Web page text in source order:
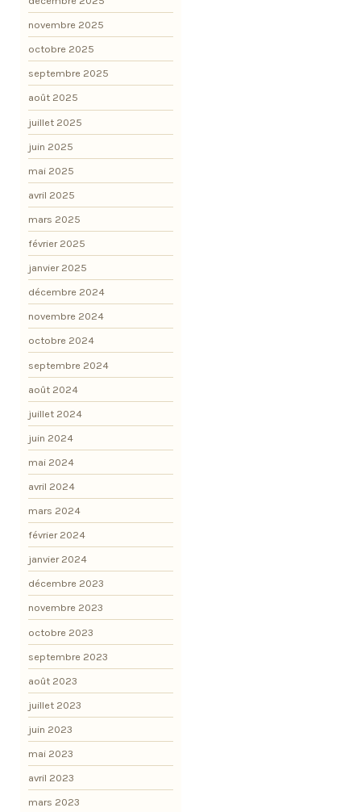
novembre 2025
octobre 2025
septembre 2025
août 2025
juillet 2025
juin 2025
mai 2025
avril 2025
mars 2025
février 2025
janvier 2025
décembre 2024
novembre 2024
octobre 2024
septembre 2024
août 2024
juillet 2024
juin 2024
mai 2024
avril 2024
mars 2024
février 2024
janvier 2024
décembre 2023
novembre 2023
octobre 2023
septembre 2023
août 2023
juillet 2023
juin 2023
mai 2023
avril 2023
mars 2023